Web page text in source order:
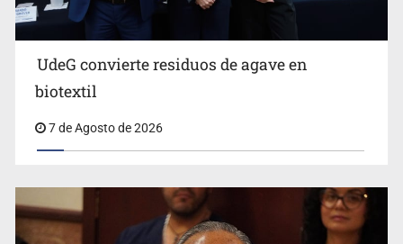
Cae en Zapopan prófugo estadounidense buscado por
UdeG convierte residuos de agave en
biotextil
7 de Agosto de 2026